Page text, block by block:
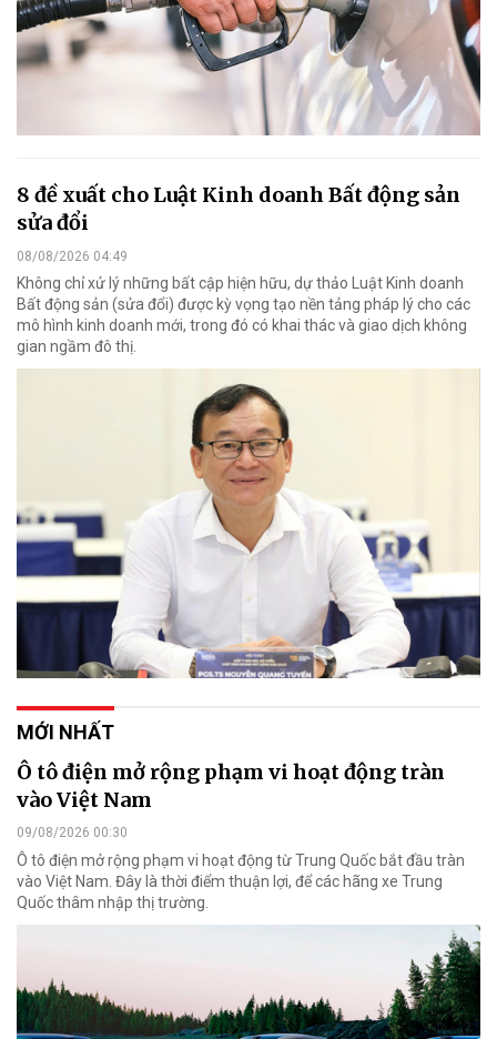
8 đề xuất cho Luật Kinh doanh Bất động sản
sửa đổi
08/08/2026 04:49
Không chỉ xử lý những bất cập hiện hữu, dự thảo Luật Kinh doanh
Bất động sản (sửa đổi) được kỳ vọng tạo nền tảng pháp lý cho các
mô hình kinh doanh mới, trong đó có khai thác và giao dịch không
gian ngầm đô thị.
MỚI NHẤT
Ô tô điện mở rộng phạm vi hoạt động tràn
vào Việt Nam
09/08/2026 00:30
Ô tô điện mở rộng phạm vi hoạt động từ Trung Quốc bắt đầu tràn
vào Việt Nam. Đây là thời điểm thuận lợi, để các hãng xe Trung
Quốc thâm nhập thị trường.